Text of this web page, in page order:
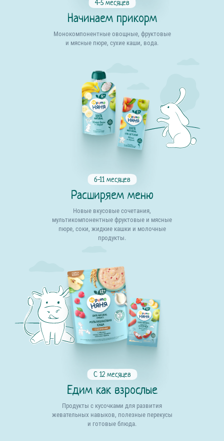
4-5 месяцев
Начинаем прикорм
Монокомпонентные овощные, фруктовые
и мясные пюре, сухие каши, вода.
6-11 месяцев
Расширяем меню
Новые вкусовые сочетания,
мультикомпонентные фруктовые и мясные
пюре, соки, жидкие кашки и молочные
продукты.
С 12 месяцев
Едим как взрослые
Продукты с кусочками для развития
жевательных навыков, полезные перекусы
и готовые блюда.